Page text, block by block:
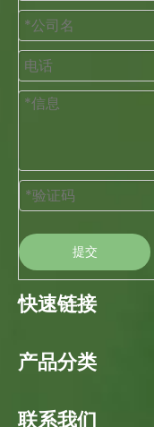
提交
快速链接
产品分类
联系我们